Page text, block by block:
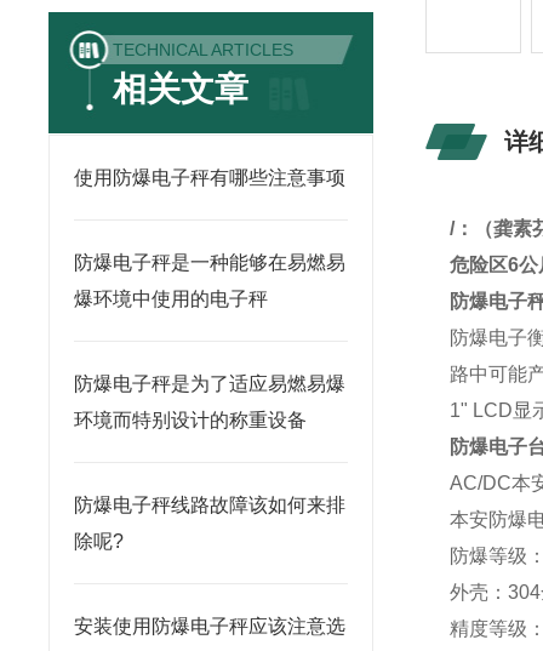
TECHNICAL ARTICLES
相关文章
使用防爆电子秤有哪些注意事项
防爆电子秤是一种能够在易燃易
爆环境中使用的电子秤
防爆电子秤是为了适应易燃易爆
环境而特别设计的称重设备
防爆电子秤线路故障该如何来排
除呢?
安装使用防爆电子秤应该注意选
详
/：
（龚
危险区6
防爆电子
防爆电子
路中可能
1" LCD显
防爆电子
AC/DC本
本安防爆
防爆等级
外壳：304
精度等级